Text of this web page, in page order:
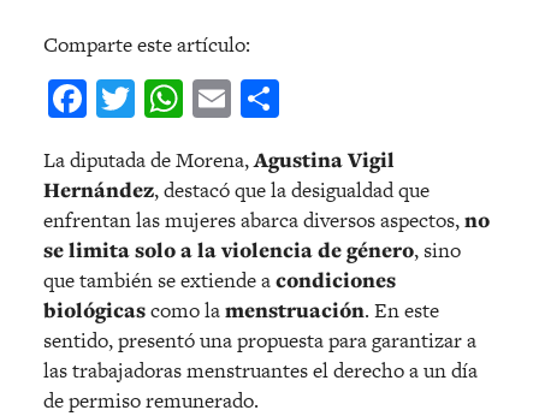
Comparte este artículo:
Facebook
Twitter
WhatsApp
Email
La diputada de Morena,Agustina Vigil
Hernández, destacó que la desigualdad que
enfrentan las mujeres abarca diversos aspectos,no
se limita solo a la violencia de género, sino
que también se extiende acondiciones
biológicascomo lamenstruación. En este
sentido, presentó una propuesta para garantizar a
las trabajadoras menstruantes el derecho a un día
de permiso remunerado.